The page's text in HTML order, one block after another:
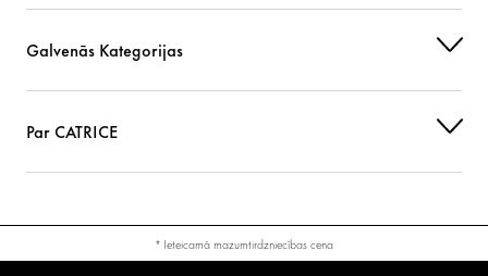
Galvenās Kategorijas
Par CATRICE
* Ieteicamā mazumtirdzniecības cena